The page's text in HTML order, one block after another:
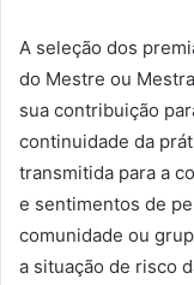
A seleção dos
do Mestre ou
sua contribuição
continuidade da
transmitida para a
e sentimentos de
comunidade ou
a situação de risco